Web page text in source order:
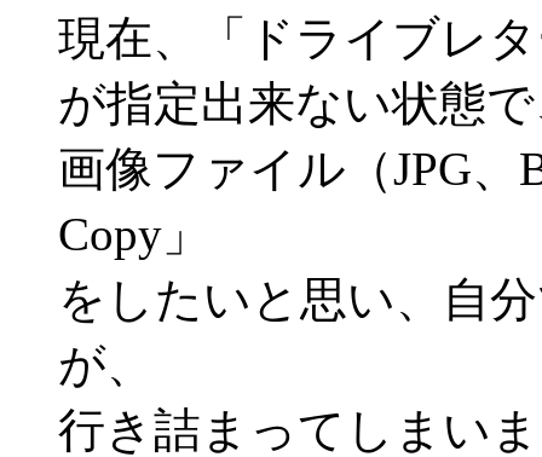
現在、「ドライブレ
が指定出来ない状態
画像ファイル（JPG
Copy」
をしたいと思い、自
が、
行き詰まってしまい